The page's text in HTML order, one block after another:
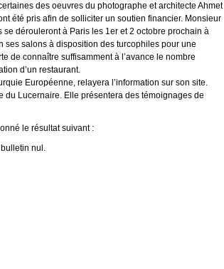
des oeuvres du photographe et architecte Ahmet
été pris afin de solliciter un soutien financier. Monsieur
dérouleront à Paris les 1er et 2 octobre prochain à
ses salons à disposition des turcophiles pour une
de connaître suffisamment à l’avance le nombre
d’un restaurant.
Européenne, relayera l’information sur son site.
Lucernaire. Elle présentera des témoignages de
le résultat suivant :
nul.